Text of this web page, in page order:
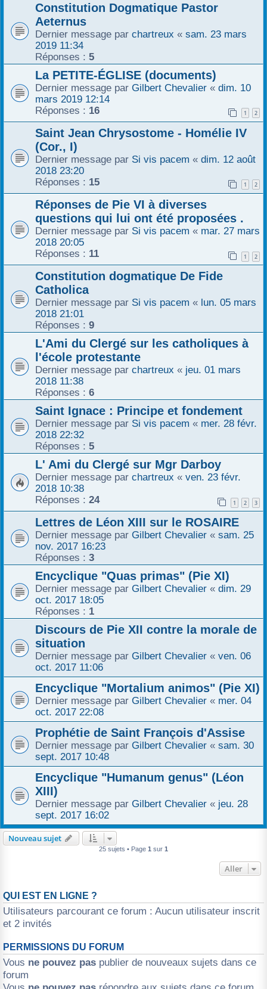
Constitution Dogmatique Pastor
Aeternus
Dernier message par chartreux « sam. 23 mars
2019 11:34
Réponses : 5
La PETITE-ÉGLISE (documents)
Dernier message par Gilbert Chevalier « dim. 10
mars 2019 12:14
Réponses : 16 1 2
Saint Jean Chrysostome - Homélie IV
(Cor., I)
Dernier message par Si vis pacem « dim. 12 août
2018 23:20
Réponses : 15 1 2
Réponses de Pie VI à diverses
questions qui lui ont été proposées .
Dernier message par Si vis pacem « mar. 27 mars
2018 20:05
Réponses : 11 1 2
Constitution dogmatique De Fide
Catholica
Dernier message par Si vis pacem « lun. 05 mars
2018 21:01
Réponses : 9
L'Ami du Clergé sur les catholiques à
l'école protestante
Dernier message par chartreux « jeu. 01 mars
2018 11:38
Réponses : 6
Saint Ignace : Principe et fondement
Dernier message par Si vis pacem « mer. 28 févr.
2018 22:32
Réponses : 5
L' Ami du Clergé sur Mgr Darboy
Dernier message par chartreux « ven. 23 févr.
2018 10:38
Réponses : 24 1 2 3
Lettres de Léon XIII sur le ROSAIRE
Dernier message par Gilbert Chevalier « sam. 25
nov. 2017 16:23
Réponses : 3
Encyclique "Quas primas" (Pie XI)
Dernier message par Gilbert Chevalier « dim. 29
oct. 2017 18:05
Réponses : 1
Discours de Pie XII contre la morale de
situation
Dernier message par Gilbert Chevalier « ven. 06
oct. 2017 11:06
Encyclique "Mortalium animos" (Pie XI)
Dernier message par Gilbert Chevalier « mer. 04
oct. 2017 22:08
Prophétie de Saint François d'Assise
Dernier message par Gilbert Chevalier « sam. 30
sept. 2017 10:48
Encyclique "Humanum genus" (Léon
XIII)
Dernier message par Gilbert Chevalier « jeu. 28
sept. 2017 16:02
Nouveau sujet
25 sujets • Page 1 sur 1
Aller
QUI EST EN LIGNE ?
Utilisateurs parcourant ce forum : Aucun utilisateur inscrit
et 2 invités
PERMISSIONS DU FORUM
Vous ne pouvez pas publier de nouveaux sujets dans ce
forum